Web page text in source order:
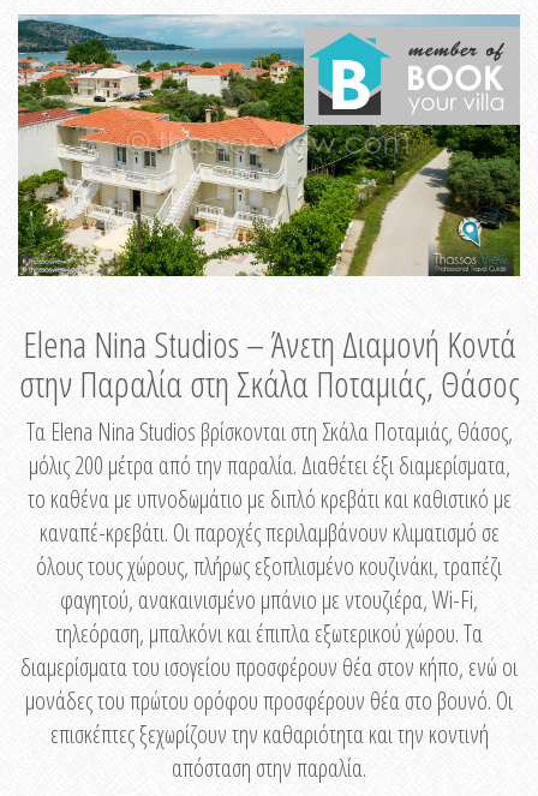
Elena Nina Studios – Άνετη Διαμονή Κοντά
στην Παραλία στη Σκάλα Ποταμιάς, Θάσος
Τα Elena Nina Studios βρίσκονται στη Σκάλα Ποταμιάς, Θάσος,
μόλις 200 μέτρα από την παραλία. Διαθέτει έξι διαμερίσματα,
το καθένα με υπνοδωμάτιο με διπλό κρεβάτι και καθιστικό με
καναπέ-κρεβάτι. Οι παροχές περιλαμβάνουν κλιματισμό σε
όλους τους χώρους, πλήρως εξοπλισμένο κουζινάκι, τραπέζι
φαγητού, ανακαινισμένο μπάνιο με ντουζιέρα, Wi-Fi,
τηλεόραση, μπαλκόνι και έπιπλα εξωτερικού χώρου. Τα
διαμερίσματα του ισογείου προσφέρουν θέα στον κήπο, ενώ οι
μονάδες του πρώτου ορόφου προσφέρουν θέα στο βουνό. Οι
επισκέπτες ξεχωρίζουν την καθαριότητα και την κοντινή
απόσταση στην παραλία.